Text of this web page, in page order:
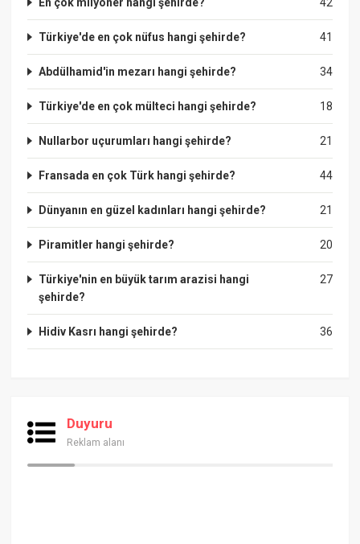
41
Türkiye'de en çok nüfus hangi şehirde?
34
Abdülhamid'in mezarı hangi şehirde?
18
Türkiye'de en çok mülteci hangi şehirde?
21
Nullarbor uçurumları hangi şehirde?
44
Fransada en çok Türk hangi şehirde?
21
Dünyanın en güzel kadınları hangi şehirde?
20
Piramitler hangi şehirde?
27
Türkiye'nin en büyük tarım arazisi hangi
şehirde?
36
Hidiv Kasrı hangi şehirde?
Duyuru
Reklam alanı